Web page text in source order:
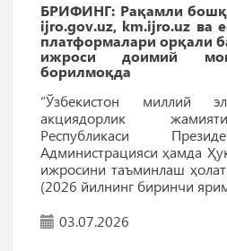
БРИФИНГ: Рақамли
ijro.gov.uz, km.ijro.uz ва
платформалари орқали
ижроси доимий
борилмоқда
“Ўзбекистон миллий
акциядорлик
Республикаси
Администрацияси ҳамда
ижросини таъминлаш
(2026 йилнинг биринчи
03.07.2026